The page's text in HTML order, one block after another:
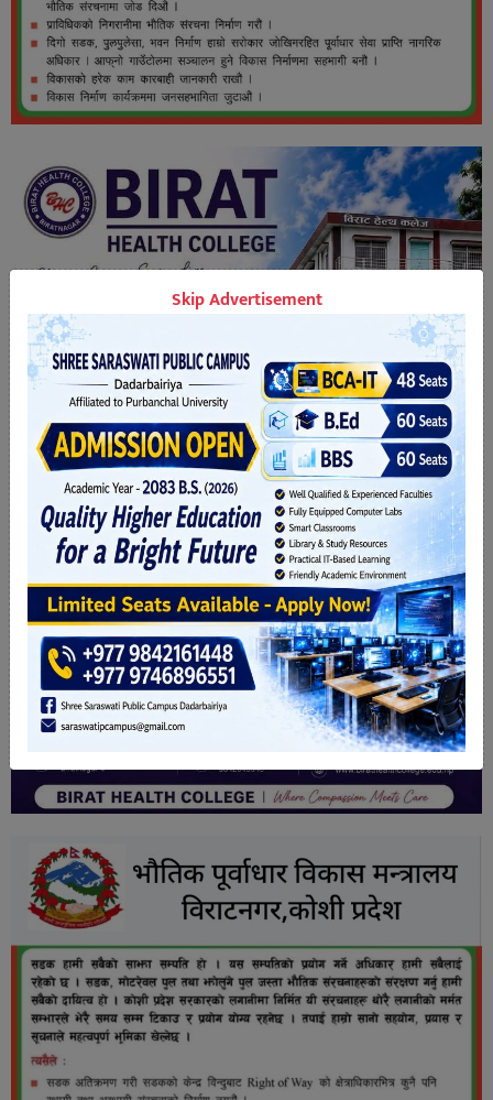
Skip Advertisement